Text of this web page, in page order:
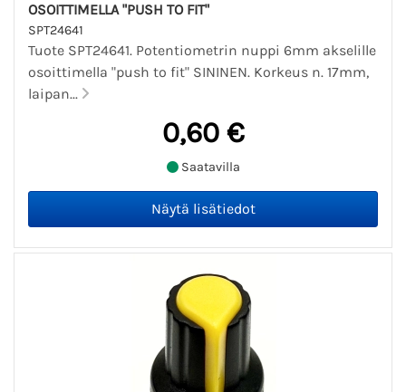
OSOITTIMELLA "PUSH TO FIT"
SPT24641
Tuote SPT24641. Potentiometrin nuppi 6mm akselille
osoittimella "push to fit" SININEN. Korkeus n. 17mm,
laipan...
0,60 €
Saatavilla